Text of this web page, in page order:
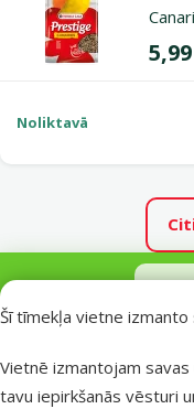
Šī tīmekļa vietne izmanto
Vietnē izmantojam
tavu iepirkšanās vēsturi
Noliktavā
Papildbarība
Olu papildbarība
Orlux Eggfood dry for